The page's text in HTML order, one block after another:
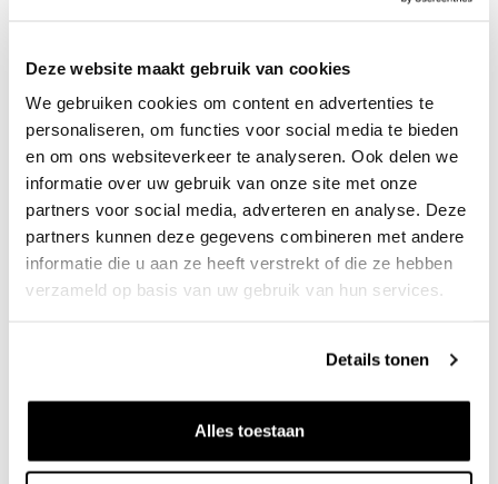
Deze website maakt gebruik van cookies
We gebruiken cookies om content en advertenties te
personaliseren, om functies voor social media te bieden
en om ons websiteverkeer te analyseren. Ook delen we
informatie over uw gebruik van onze site met onze
partners voor social media, adverteren en analyse. Deze
partners kunnen deze gegevens combineren met andere
informatie die u aan ze heeft verstrekt of die ze hebben
verzameld op basis van uw gebruik van hun services.
Details tonen
Alles toestaan
projecten om water vast te houden. Samenwerken met
overheden, natuurorganisaties en de omgeving is daarin het
sleutelwoord.
Met ons werk dragen we bij aan voldoende
bouwgrondstoffen en aan een veerkrachtige en duurzame
leefomgeving. En daar zijn we trots op!
wat we beloven en handelen integer richting onze
klanten en richting onze collega's. Daarmee geven we
zekerheid.